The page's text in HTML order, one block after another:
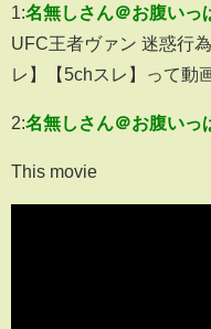
1:名無しさん＠お腹いっ
UFC王者ヴァン 迷惑行
レ】【5chスレ】って動
2:名無しさん＠お腹いっ
This movie